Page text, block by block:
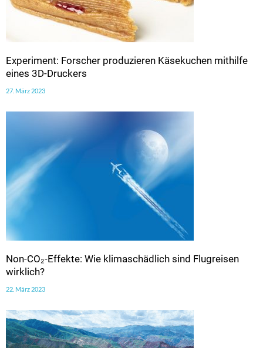
Experiment: Forscher produzieren Käsekuchen mithilfe
eines 3D-Druckers
27. März 2023
Non-CO₂-Effekte: Wie klimaschädlich sind Flugreisen
wirklich?
22. März 2023